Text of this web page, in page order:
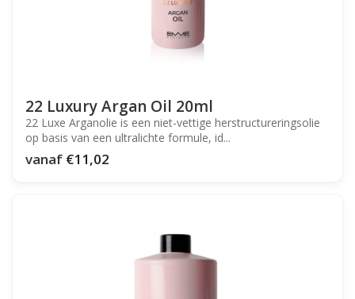
22 Luxury Argan Oil 20ml
22 Luxe Arganolie is een niet-vettige herstructureringsolie
op basis van een ultralichte formule, id...
vanaf €11,02